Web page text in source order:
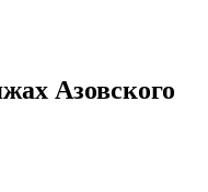
Азовского